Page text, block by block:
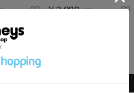
￥2,980 税込
全9件)